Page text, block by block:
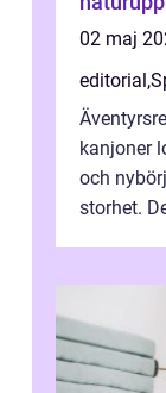
02 maj
editorial,
kanjoner
och
storhet.